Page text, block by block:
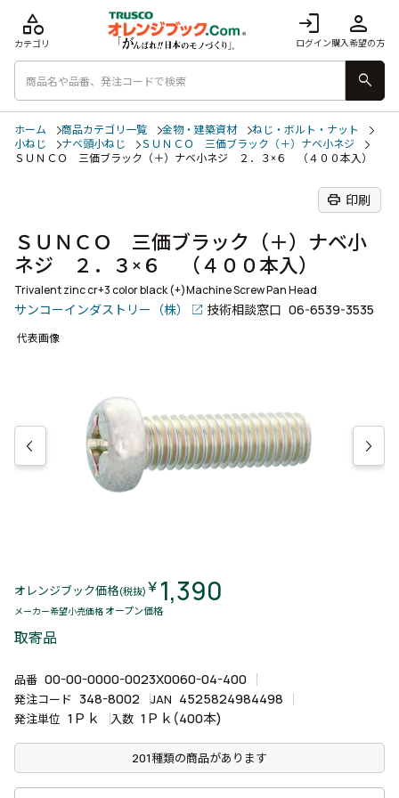
login
ログイン
person
購入希望の方
category
カテゴリ
search
ホーム 商品カテゴリ一覧 金物・建築資材
ねじ・ボルト・ナット
小ねじ
ナベ頭小ねじ
ＳＵＮＣＯ 三価ブラック（＋）ナベ小ネジ
ＳＵＮＣＯ 三価ブラック（＋）ナベ小ネジ ２．３×６ （４００本入）
print 印刷
ＳＵＮＣＯ 三価ブラック（＋）ナベ小
ネジ ２．３×６ （４００本入）
Trivalent zinc cr+3 color black (+)Machine Screw Pan Head
サンコーインダストリー（株） 技術相談窓口 06-6539-3535
代表画像
オレンジブック価格(税抜) ￥ 1,390
メーカー希望小売価格 オープン価格
取寄品
品番 00-00-0000-0023X0060-04-400
発注コード 348-8002 JAN 4525824984498
発注単位 1Ｐｋ 入数 1Ｐｋ(400本)
201種類の商品があります